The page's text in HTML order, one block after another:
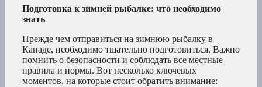
Подготовка к зимней рыбалке: что необходимо
знать
Прежде чем отправиться на зимнюю рыбалку в
Канаде, необходимо тщательно подготовиться. Важно
помнить о безопасности и соблюдать все местные
правила и нормы. Вот несколько ключевых
моментов, на которые стоит обратить внимание: